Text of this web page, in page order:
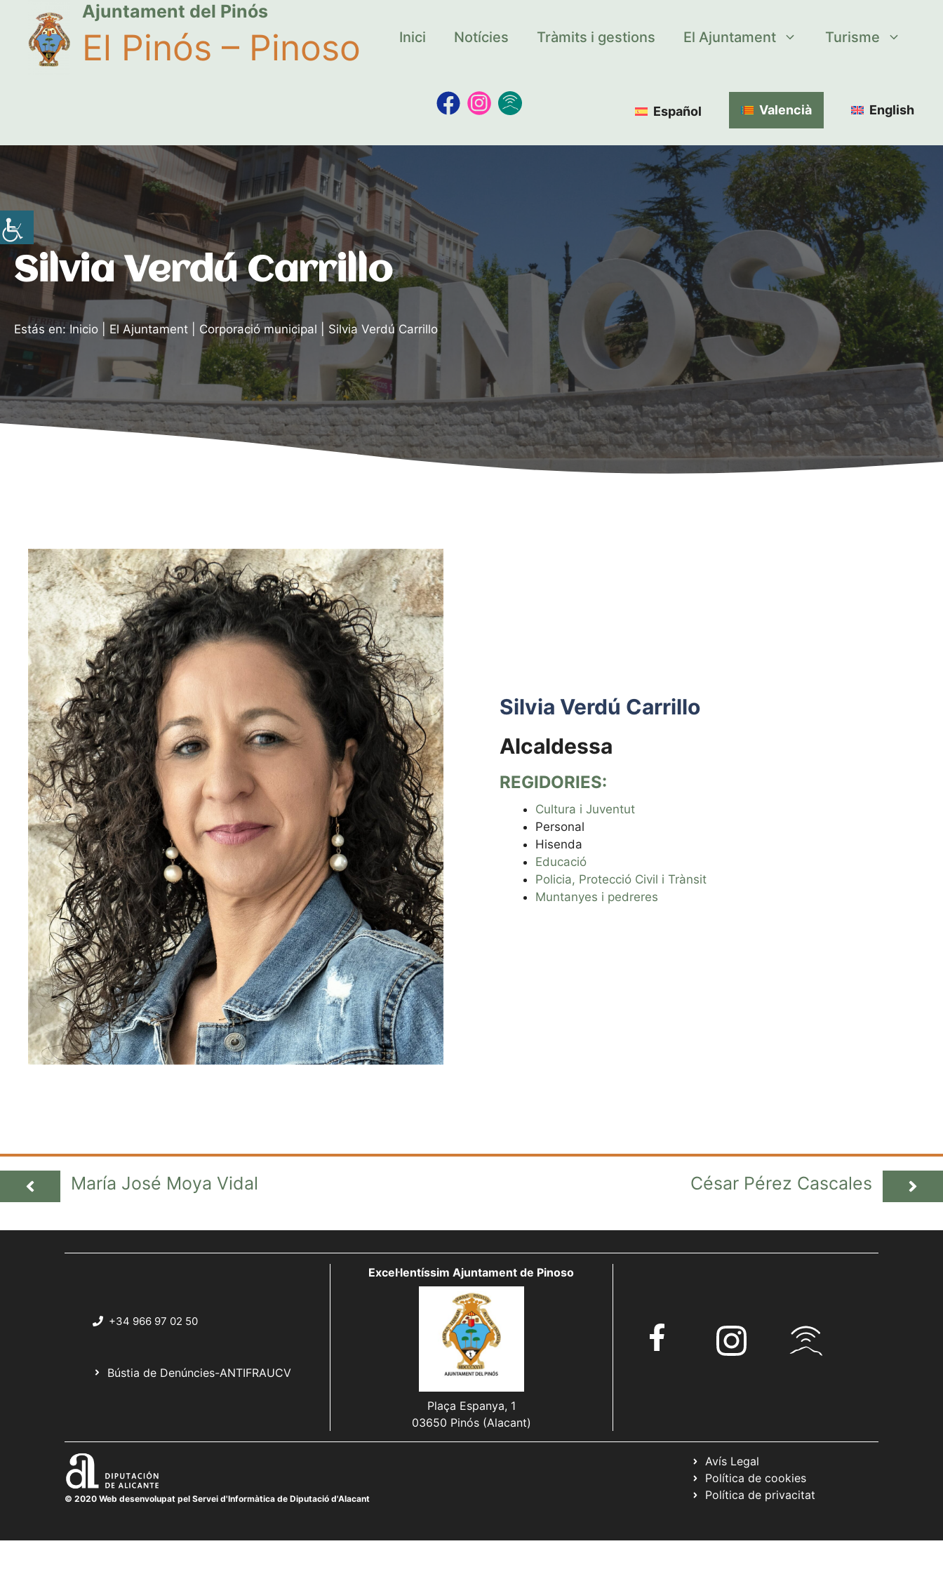
Ajuntament del Pinós
El Pinós – Pinoso Inici Notícies Tràmits i gestions El Ajuntament Turisme
Español Valencià English
Silvia Verdú Carrillo
Estás en: Inicio El Ajuntament Corporació municipal Silvia Verdú Carrillo
Silvia Verdú Carrillo
Alcaldessa
REGIDORIES:
Cultura i Juventut
Personal
Hisenda
Educació
Policia, Protecció Civil i Trànsit
Muntanyes i pedreres
María José Moya Vidal César Pérez Cascales
+34 966 97 02 50
Bústia de Denúncies-ANTIFRAUCV
Excel·lentíssim Ajuntament de Pinoso
Plaça Espanya, 1
03650 Pinós (Alacant)
© 2020 Web desenvolupat pel Servei d'Informàtica de Diputació d'Alacant
Avís Legal
Política de cookies
Política de privacitat